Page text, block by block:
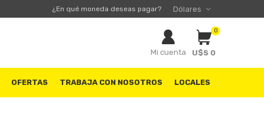
¿En qué moneda deseas pagar?
Mi cuenta
0
U$S 0
OFERTAS TRABAJA CON NOSOTROS LOCALES